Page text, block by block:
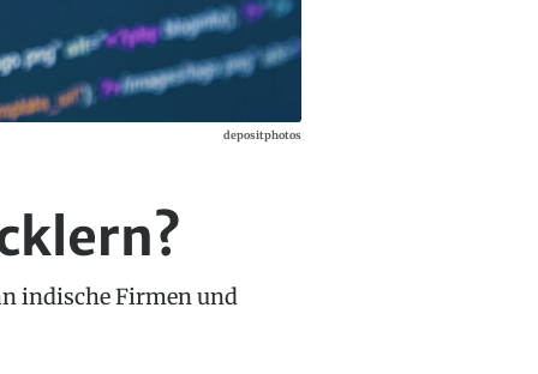
depositphotos
indische Firmen und